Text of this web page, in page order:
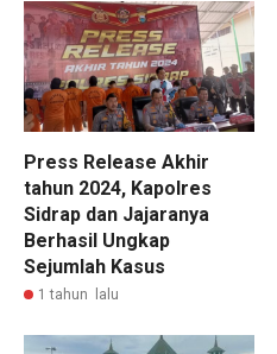
Press Release Akhir
tahun 2024, Kapolres
Sidrap dan Jajaranya
Berhasil Ungkap
Sejumlah Kasus
1 tahun lalu